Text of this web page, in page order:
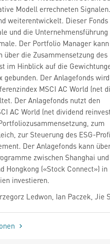
Modell errechneten
weiterentwickelt. Dieser
und die Unternehmensführung
Der Portfolio Manager
über die Zusammensetzung
im Hinblick auf die
gebunden. Der Anlagefonds
MSCI AC World (net
Der Anlagefonds nutzt den
AC World (net dividend
zum
zur Steuerung des ESG-
Der Anlagefonds kann
zwischen Shanghai
Hongkong («Stock Connect») in
investieren.
Ledwon, Ian Paczek, Jie